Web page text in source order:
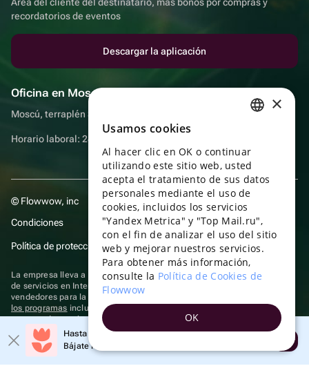
recordatorios de eventos
Descargar la aplicación
Oficina en Moscú
Moscú, terraplén Sadovnicheskaya, 9, sala 2/3
Horario laboral: 24 horas
© Flowwow, inc
Condiciones
Política de protección y privacidad de datos
La empresa lleva a cabo su actividad en el ámbito de las TI: prestación
de servicios en Internet para la publicación de ofertas (anuncios) de
vendedores para la venta de artículos. Acceder a la
los programas incluidos en el registro de programas rusos para
computadoras y bases de datos.
Se aplican
tecnologías de recomendación
Hasta un 10% de descuento en el primer pedido
Bájate la aplicación y obtén tu código
Abrir
ENGLISH
UKRAINIAN
PORTUGUESE
SPANISH
HUNGARIAN
ITALIAN
×
Usamos cookies
Al hacer clic en OK o continuar
utilizando este sitio web, usted
acepta el tratamiento de sus datos
personales mediante el uso de
cookies, incluidos los servicios
"Yandex Metrica" y "Top Mail.ru",
con el fin de analizar el uso del sitio
web y mejorar nuestros servicios.
Para obtener más información,
consulte la Política de Cookies de
Flowwow
OK